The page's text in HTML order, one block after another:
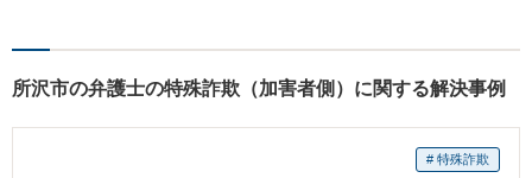
ます。 まずはお気軽にご相談
所沢市の弁護士の特殊詐欺（加害者側）に関する解決事例
# 特殊詐欺